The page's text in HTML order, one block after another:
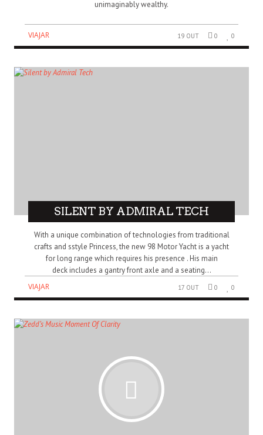
unimaginably wealthy.
VIAJAR 19 OUT 0 0
SILENT BY ADMIRAL TECH
With a unique combination of technologies from traditional
crafts and sstyle Princess, the new 98 Motor Yacht is a yacht
for long range which requires his presence . His main
deck includes a gantry front axle and a seating...
VIAJAR
17 OUT 0 0